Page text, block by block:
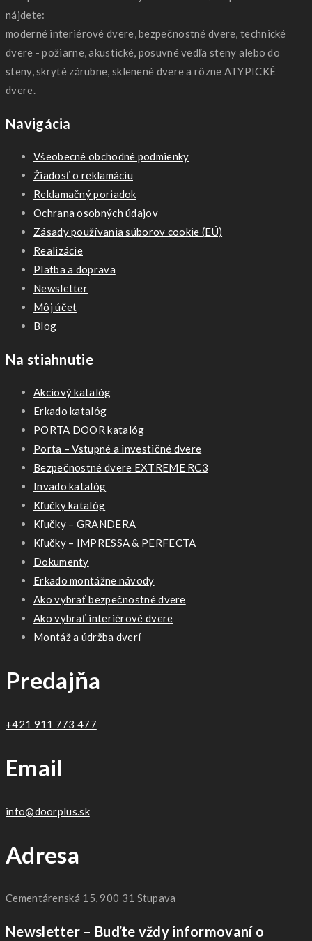
nájdete:
moderné interiérové dvere, bezpečnostné dvere, technické
dvere - požiarne, akustické, posuvné vedľa steny alebo do
steny, skryté zárubne, sklenené dvere a rôzne ATYPICKÉ
dvere.
Navigácia
Všeobecné obchodné podmienky
Žiadosť o reklamáciu
Reklamačný poriadok
Ochrana osobných údajov
Zásady používania súborov cookie (EÚ)
Realizácie
Platba a doprava
Newsletter
Môj účet
Blog
Na stiahnutie
Akciový katalóg
Erkado katalóg
PORTA DOOR katalóg
Porta – Vstupné a investičné dvere
Bezpečnostné dvere EXTREME RC3
Invado katalóg
Kľučky katalóg
Kľučky – GRANDERA
Kľučky – IMPRESSA & PERFECTA
Dokumenty
Erkado montážne návody
Ako vybrať bezpečnostné dvere
Ako vybrať interiérové dvere
Montáž a údržba dverí
Predajňa
+421 911 773 477
Email
info@doorplus.sk
Adresa
Cementárenská 15, 900 31 Stupava
Newsletter – Buďte vždy informovaní o